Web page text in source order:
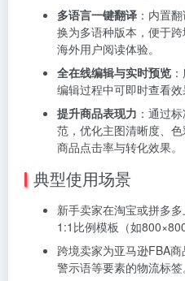
多语言一键翻译 ：内置
换为多语种版本，便于
海外用户阅读体验。
全在线编辑与实时预览
编辑过程中可即时查看效
提升商品表现力 ：通过
范，优化主图清晰度、
商品点击率与转化效果。
典型使用场景
新手卖家在淘宝或拼多
1:1比例模板（如
跨境卖家为亚马逊FBA商
警示语等要素的物流标签。